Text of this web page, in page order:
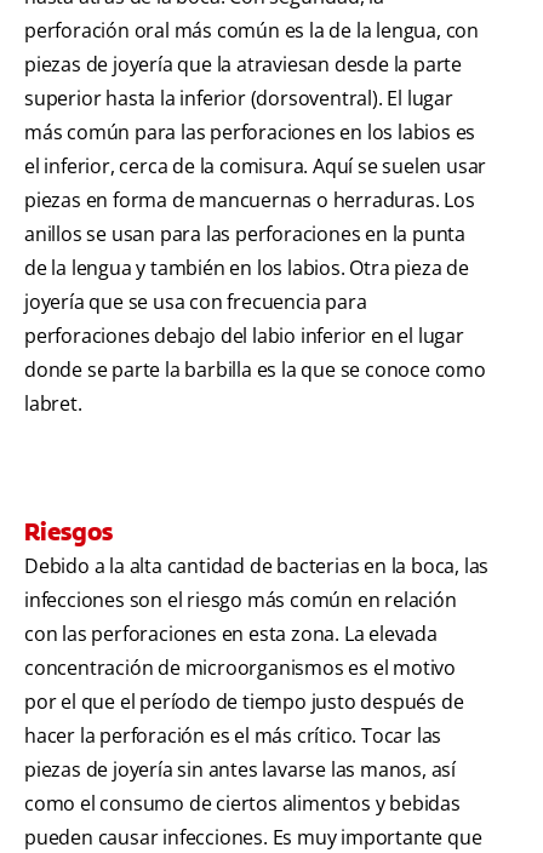
perforación oral más común es la de la lengua, con
piezas de joyería que la atraviesan desde la parte
superior hasta la inferior (dorsoventral). El lugar
más común para las perforaciones en los labios es
el inferior, cerca de la comisura. Aquí se suelen usar
piezas en forma de mancuernas o herraduras. Los
anillos se usan para las perforaciones en la punta
de la lengua y también en los labios. Otra pieza de
joyería que se usa con frecuencia para
perforaciones debajo del labio inferior en el lugar
donde se parte la barbilla es la que se conoce como
labret.
Riesgos
Debido a la alta cantidad de bacterias en la boca, las
infecciones son el riesgo más común en relación
con las perforaciones en esta zona. La elevada
concentración de microorganismos es el motivo
por el que el período de tiempo justo después de
hacer la perforación es el más crítico. Tocar las
piezas de joyería sin antes lavarse las manos, así
como el consumo de ciertos alimentos y bebidas
pueden causar infecciones. Es muy importante que